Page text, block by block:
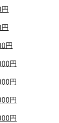
円
円
円
円
円